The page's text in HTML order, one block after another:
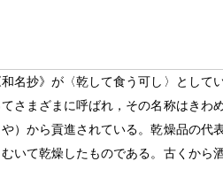
名抄》が〈乾して食う可し〉として
さまざまに呼ばれ，その名称はきわ
）から貢進されている。乾燥品の代
いて乾燥したものである。古くから